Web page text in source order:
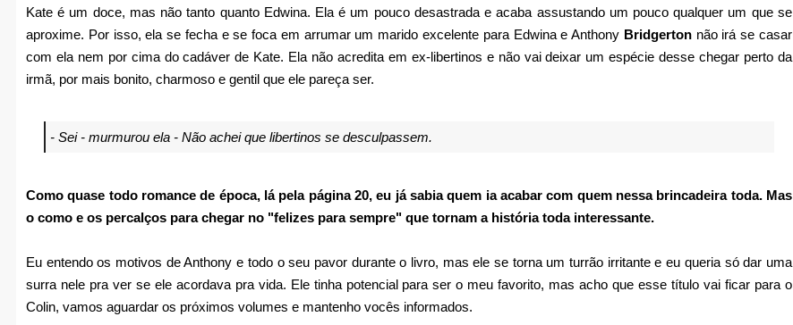
Kate é um doce, mas não tanto quanto Edwina. Ela é um pouco desastrada e acaba assustando um pouco qualquer um que se
aproxime. Por isso, ela se fecha e se foca em arrumar um marido excelente para Edwina e Anthony Bridgerton não irá se casar
com ela nem por cima do cadáver de Kate. Ela não acredita em ex-libertinos e não vai deixar um espécie desse chegar perto da
irmã, por mais bonito, charmoso e gentil que ele pareça ser.
- Sei - murmurou ela - Não achei que libertinos se desculpassem.
Como quase todo romance de época, lá pela página 20, eu já sabia quem ia acabar com quem nessa brincadeira toda. Mas
o como e os percalços para chegar no "felizes para sempre" que tornam a história toda interessante.
Eu entendo os motivos de Anthony e todo o seu pavor durante o livro, mas ele se torna um turrão irritante e eu queria só dar uma
surra nele pra ver se ele acordava pra vida. Ele tinha potencial para ser o meu favorito, mas acho que esse título vai ficar para o
Colin, vamos aguardar os próximos volumes e mantenho vocês informados.